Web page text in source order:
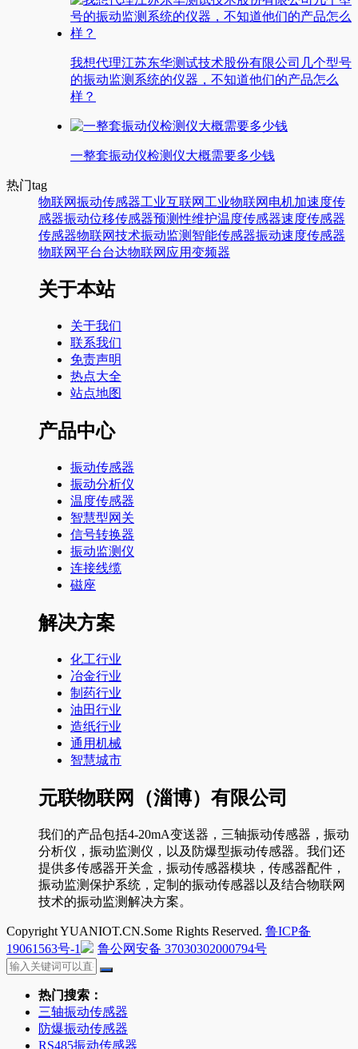
我想代理江苏东华测试技术股份有限公司几个型号
的振动监测系统的仪器，不知道他们的产品怎么
样？
一整套振动仪检测仪大概需要多少钱
热门tag
物联网振动传感器工业互联网 工业物联网 电机加速度传
感器振动位移传感器预测性维护温度传感器速度传感器
传感器物联网技术振动监测 智能传感器振动速度传感器
物联网平台台达物联网应用变频器
关于本站
关于我们
联系我们
免责声明
热点大全
站点地图
产品中心
振动传感器
振动分析仪
温度传感器
智慧型网关
信号转换器
振动监测仪
连接线缆
磁座
解决方案
化工行业
冶金行业
制药行业
油田行业
造纸行业
通用机械
智慧城市
元联物联网（淄博）有限公司
我们的产品包括4-20mA变送器，三轴振动传感器，振动
分析仪，振动监测仪，以及防爆型振动传感器。我们还
提供多传感器开关盒，振动传感器模块，传感器配件，
振动监测保护系统，定制的振动传感器以及结合物联网
技术的振动监测解决方案。
Copyright YUANIOT.CN.Some Rights Reserved. 鲁ICP备
19061563号-1
鲁公网安备 37030302000794号
热门搜索：
三轴振动传感器
防爆振动传感器
RS485振动传感器